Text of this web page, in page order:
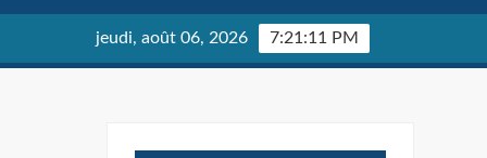
7:21:12 PM
jeudi, août 06, 2026